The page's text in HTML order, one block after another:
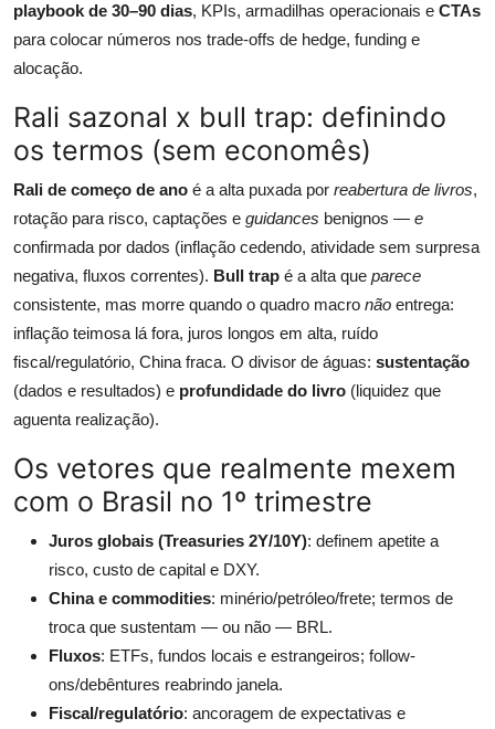
playbook de 30–90 dias, KPIs, armadilhas operacionais e CTAs
para colocar números nos trade-offs de hedge, funding e
alocação.
Rali sazonal x bull trap: definindo
os termos (sem economês)
Rali de começo de ano é a alta puxada por reabertura de livros,
rotação para risco, captações e guidances benignos — e
confirmada por dados (inflação cedendo, atividade sem surpresa
negativa, fluxos correntes). Bull trap é a alta que parece
consistente, mas morre quando o quadro macro não entrega:
inflação teimosa lá fora, juros longos em alta, ruído
fiscal/regulatório, China fraca. O divisor de águas: sustentação
(dados e resultados) e profundidade do livro (liquidez que
aguenta realização).
Os vetores que realmente mexem
com o Brasil no 1º trimestre
Juros globais (Treasuries 2Y/10Y): definem apetite a
risco, custo de capital e DXY.
China e commodities: minério/petróleo/frete; termos de
troca que sustentam — ou não — BRL.
Fluxos: ETFs, fundos locais e estrangeiros; follow-
ons/debêntures reabrindo janela.
Fiscal/regulatório: ancoragem de expectativas e